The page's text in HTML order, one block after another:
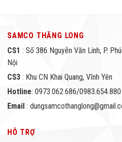
SAMCO THĂNG LONG
CS1 : Số 386 Nguyễn Văn Linh, P.
Nội
CS3 : Khu CN Khai Quang, Vĩnh Yên
Hotline: 0973.062.686/0983.654.880
Email :
HỖ TRỢ